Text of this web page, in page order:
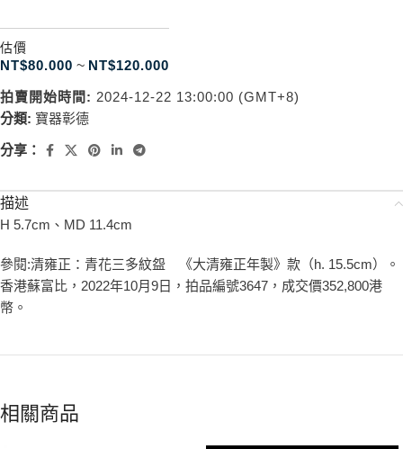
估價
NT$80.000 ~ NT$120.000
拍賣開始時間: 2024-12-22 13:00:00 (GMT+8)
分類: 寶器彰德
分享：
描述
H 5.7cm、MD 11.4cm
參閱:清雍正：青花三多紋盌 《大清雍正年製》款（h. 15.5cm）。
香港蘇富比，2022年10月9日，拍品編號3647，成交價352,800港
幣。
相關商品